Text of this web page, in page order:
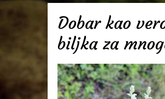
Dobar kao
biljka za